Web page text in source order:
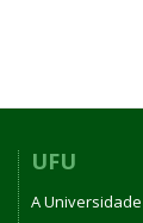
UFU
A Universidade